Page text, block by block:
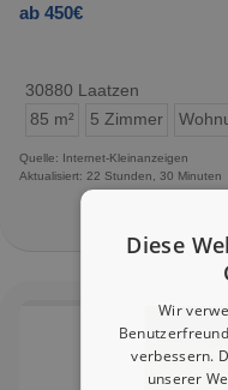
ab 450€
30880 Laatzen
85 m²
5 Zimmer
Quelle: Internet-Kleinanzeigen
Aktualisiert: 22 Stunden, 30 Minuten
Diese
Wir
verbessern.
unserer